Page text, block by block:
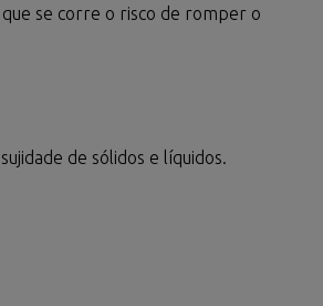
se corre o risco de romper o
de sólidos e líquidos.